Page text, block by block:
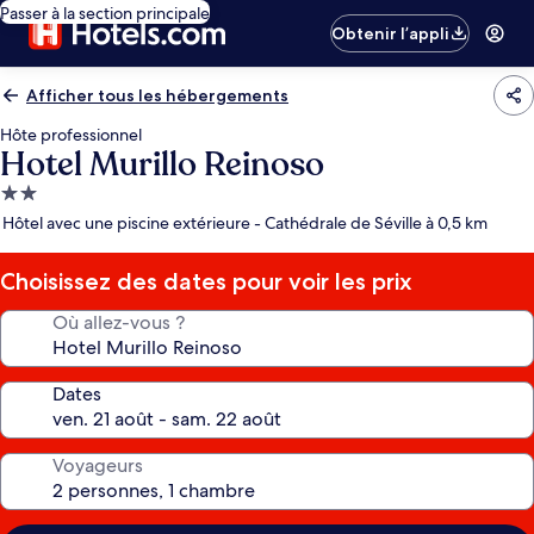
Passer à la section principale
Obtenir l’appli
Afficher tous les hébergements
Hôte professionnel
Hotel Murillo Reinoso
Hébergement
2.0 étoiles
Hôtel avec une piscine extérieure - Cathédrale de Séville à 0,5 km
Choisissez des dates pour voir les prix
Où allez-vous ?
Dates
Voyageurs